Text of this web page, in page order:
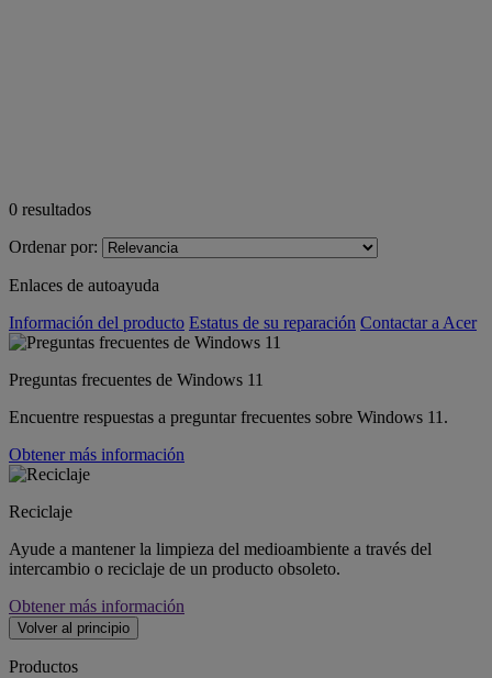
0 resultados
Ordenar por:
Enlaces de autoayuda
Información del producto Estatus de su reparación Contactar a Acer
Preguntas frecuentes de Windows 11
Encuentre respuestas a preguntar frecuentes sobre Windows 11.
Obtener más información
Reciclaje
Ayude a mantener la limpieza del medioambiente a través del
intercambio o reciclaje de un producto obsoleto.
Obtener más información
Volver al principio
Productos